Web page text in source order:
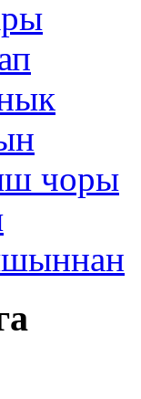
чоры